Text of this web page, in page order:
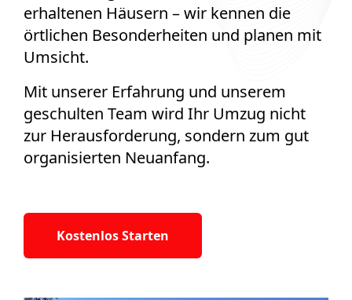
erhaltenen Häusern – wir kennen die
örtlichen Besonderheiten und planen mit
Umsicht.
Mit unserer Erfahrung und unserem
geschulten Team wird Ihr Umzug nicht
zur Herausforderung, sondern zum gut
organisierten Neuanfang.
Kostenlos Starten